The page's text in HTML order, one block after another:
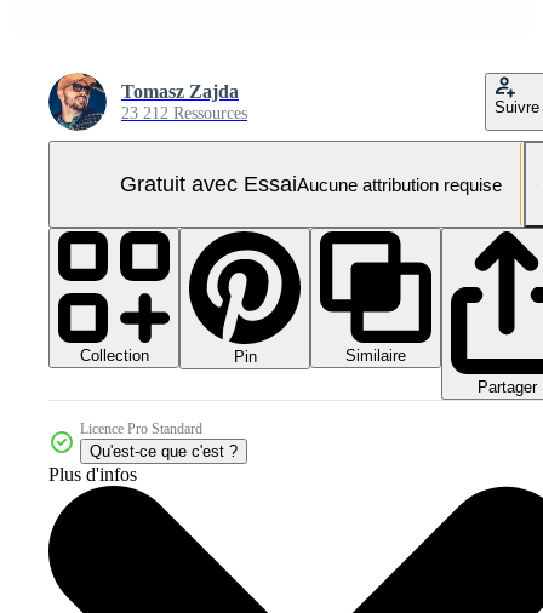
Tomasz Zajda
23 212 Ressources Suivre
Gratuit avec EssaiAucune attribution requise
Collection Pin
Similaire
Partager
Licence Pro Standard
Qu'est-ce que c'est ?
Plus d'infos